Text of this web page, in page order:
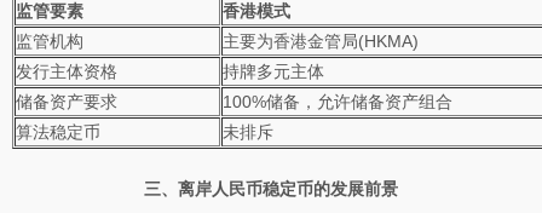
监管要素
香港模式
监管机构
主要为香港金管局(HKMA)
发行主体资格
持牌多元主体
储备资产要求
100%储备，允许储备资产组合
算法稳定币
未排斥
三、离岸人民币稳定币的发展前景